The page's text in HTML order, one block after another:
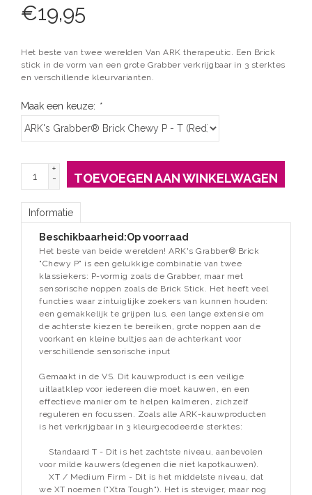
€19,95
Het beste van twee werelden Van ARK therapeutic. Een Brick
stick in de vorm van een grote Grabber verkrijgbaar in 3 sterktes
en verschillende kleurvarianten.
Maak een keuze: *
+
-
TOEVOEGEN AAN WINKELWAGEN
Informatie
Beschikbaarheid:Op voorraad
Het beste van beide werelden! ARK's Grabber® Brick
"Chewy P" is een gelukkige combinatie van twee
klassiekers: P-vormig zoals de Grabber, maar met
sensorische noppen zoals de Brick Stick. Het heeft veel
functies waar zintuiglijke zoekers van kunnen houden:
een gemakkelijk te grijpen lus, een lange extensie om
de achterste kiezen te bereiken, grote noppen aan de
voorkant en kleine bultjes aan de achterkant voor
verschillende sensorische input
Gemaakt in de VS. Dit kauwproduct is een veilige
uitlaatklep voor iedereen die moet kauwen, en een
effectieve manier om te helpen kalmeren, zichzelf
reguleren en focussen. Zoals alle ARK-kauwproducten
is het verkrijgbaar in 3 kleurgecodeerde sterktes:
Standaard T - Dit is het zachtste niveau, aanbevolen
voor milde kauwers (degenen die niet kapotkauwen).
XT / Medium Firm - Dit is het middelste niveau, dat
we XT noemen ("Xtra Tough"). Het is steviger, maar nog